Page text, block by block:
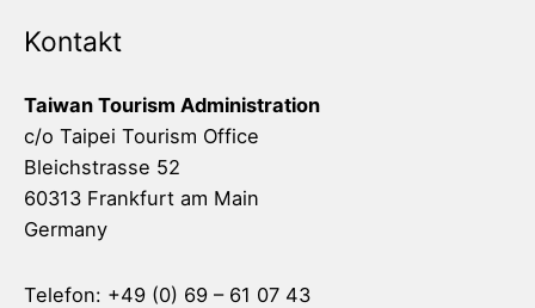
Kontakt
Taiwan Tourism Administration
c/o Taipei Tourism Office
Bleichstrasse 52
60313 Frankfurt am Main
Germany
Telefon: +49 (0) 69 – 61 07 43